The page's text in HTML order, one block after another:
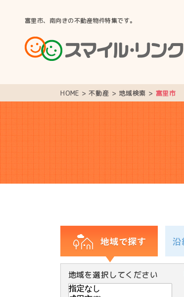
富里市、南向きの不動産物件特集です。
HOME >不動産 > 地域検索 > 富里市
地域を選択してください